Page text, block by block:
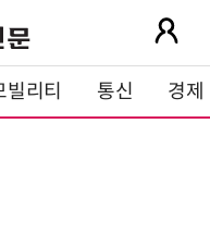
빌리티 통신 경제